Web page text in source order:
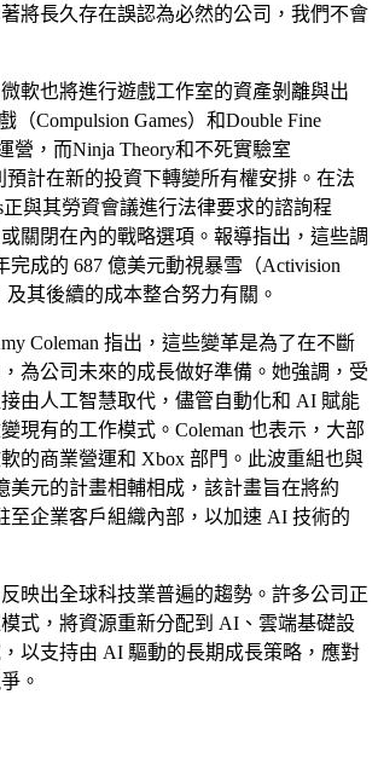
將長久存在誤認為必然的公司，我們不會
軟也將進行遊戲工作室的資產剝離與出
（Compulsion Games）和Double Fine
營，而Ninja Theory和不死實驗室
預計在新的投資下轉變所有權安排。在法
正與其勞資會議進行法律要求的諮詢程
關閉在內的戰略選項。報導指出，這些調
完成的 687 億美元動視暴雪（Activision
及其後續的成本整合努力有關。
Coleman 指出，這些變革是為了在不斷
為公司未來的成長做好準備。她強調，受
由人工智慧取代，儘管自動化和 AI 賦能
現有的工作模式。Coleman 也表示，大部
的商業營運和 Xbox 部門。此波重組也與
美元的計畫相輔相成，該計畫旨在將約
至企業客戶組織內部，以加速 AI 技術的
映出全球科技業普遍的趨勢。許多公司正
式，將資源重新分配到 AI、雲端基礎設
以支持由 AI 驅動的長期成長策略，應對
。